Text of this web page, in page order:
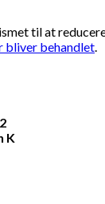
til at
bliver behandlet.
K